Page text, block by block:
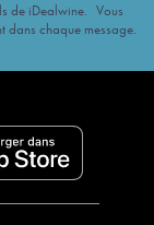
de iDealwine. Vous
dans chaque message.